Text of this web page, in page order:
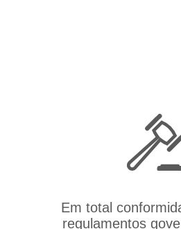
Em total
regulamentos